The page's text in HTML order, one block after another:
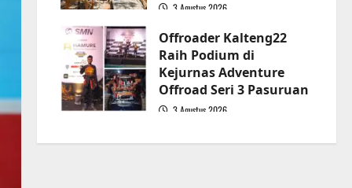
3 Agustus 2026
Offroader Kalteng22
Raih Podium di
Kejurnas Adventure
Offroad Seri 3 Pasuruan
3 Agustus 2026